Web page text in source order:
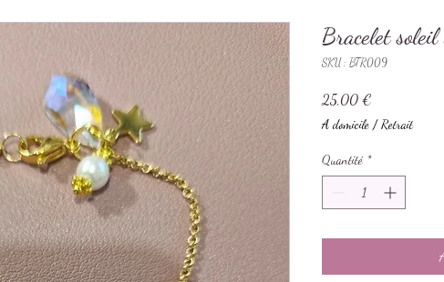
Bracelet
SKU : BTR009
25,00 €
A domicile / Retrait
Quantité *